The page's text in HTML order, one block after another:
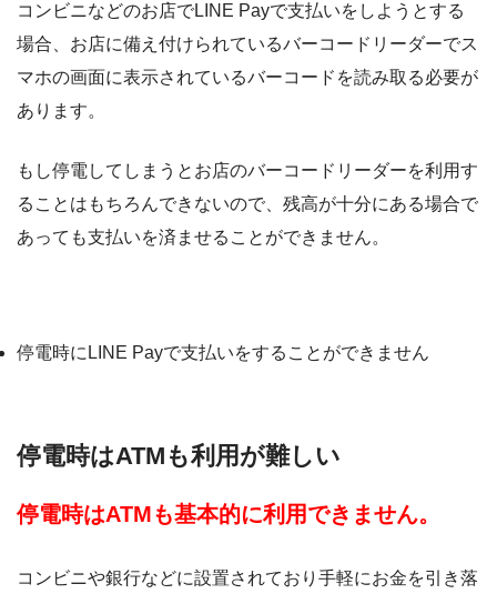
コンビニなどのお店でLINE Payで支払いをしようとする
場合、お店に備え付けられているバーコードリーダーでス
マホの画面に表示されているバーコードを読み取る必要が
あります。
もし停電してしまうとお店のバーコードリーダーを利用す
ることはもちろんできないので、残高が十分にある場合で
あっても支払いを済ませることができません。
停電時にLINE Payで支払いをすることができません
停電時はATMも利用が難しい
停電時はATMも基本的に利用できません。
コンビニや銀行などに設置されており手軽にお金を引き落